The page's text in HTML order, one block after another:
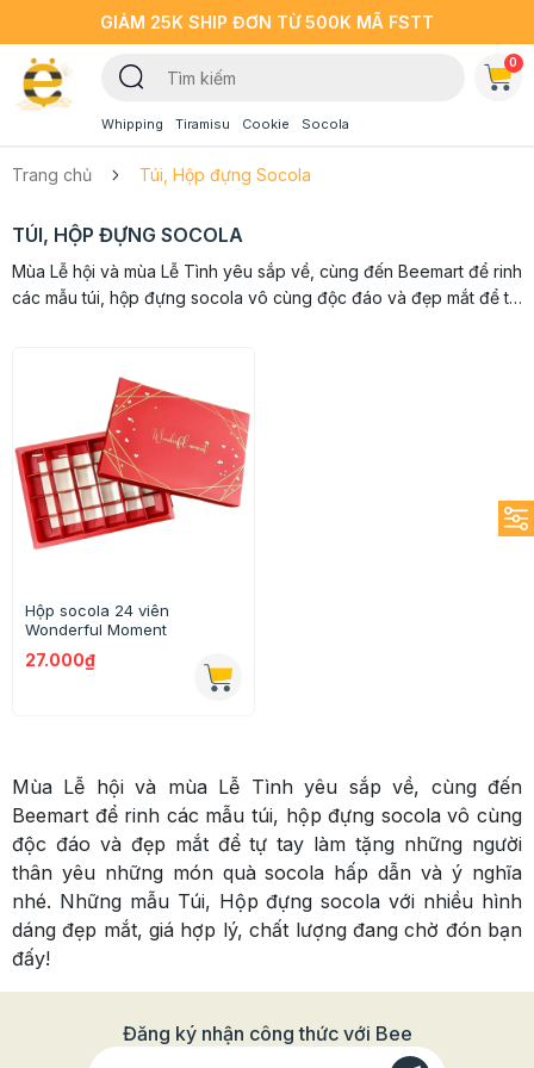
GIẢM 25K SHIP ĐƠN TỪ 500K MÃ FSTT
Whipping Tiramisu Cookie Socola
0
Trang chủ Túi, Hộp đựng Socola
TÚI, HỘP ĐỰNG SOCOLA
Mùa Lễ hội và mùa Lễ Tình yêu sắp về, cùng đến Beemart để rinh
các mẫu túi, hộp đựng socola vô cùng độc đáo và đẹp mắt để tự
Hộp socola 24 viên
Wonderful Moment
27.000₫
Mùa Lễ hội và mùa Lễ Tình yêu sắp về, cùng đến
Beemart để rinh các mẫu túi, hộp đựng socola vô cùng
độc đáo và đẹp mắt để tự tay làm tặng những người
thân yêu những món quà socola hấp dẫn và ý nghĩa
nhé. Những mẫu Túi, Hộp đựng socola với nhiều hình
dáng đẹp mắt, giá hợp lý, chất lượng đang chờ đón bạn
đấy!
Đăng ký nhận công thức với Bee